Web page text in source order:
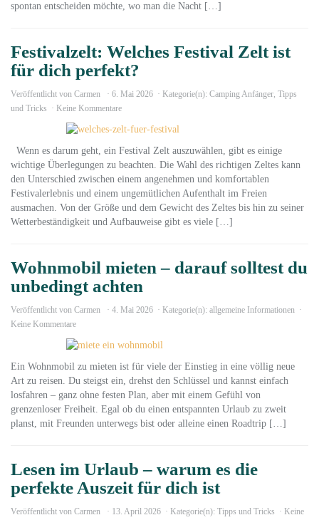
spontan entscheiden möchte, wo man die Nacht […]
Festivalzelt: Welches Festival Zelt ist
für dich perfekt?
Veröffentlicht von Carmen 6. Mai 2026 Kategorie(n): Camping Anfänger, Tipps
und Tricks
Keine Kommentare
Wenn es darum geht, ein Festival Zelt auszuwählen, gibt es einige
wichtige Überlegungen zu beachten. Die Wahl des richtigen Zeltes kann
den Unterschied zwischen einem angenehmen und komfortablen
Festivalerlebnis und einem ungemütlichen Aufenthalt im Freien
ausmachen. Von der Größe und dem Gewicht des Zeltes bis hin zu seiner
Wetterbeständigkeit und Aufbauweise gibt es viele […]
Wohnmobil mieten – darauf solltest du
unbedingt achten
Veröffentlicht von Carmen 4. Mai 2026 Kategorie(n): allgemeine Informationen
Keine Kommentare
Ein Wohnmobil zu mieten ist für viele der Einstieg in eine völlig neue
Art zu reisen. Du steigst ein, drehst den Schlüssel und kannst einfach
losfahren – ganz ohne festen Plan, aber mit einem Gefühl von
grenzenloser Freiheit. Egal ob du einen entspannten Urlaub zu zweit
planst, mit Freunden unterwegs bist oder alleine einen Roadtrip […]
Lesen im Urlaub – warum es die
perfekte Auszeit für dich ist
Veröffentlicht von Carmen 13. April 2026 Kategorie(n): Tipps und Tricks
Keine